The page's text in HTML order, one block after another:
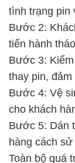
tình trạng pin
Bước 2:
tiến hành
Bước 3:
thay pin,
Bước 4: Vệ
cho khách
Bước 5: Dán
hàng cách
Toàn bộ quá